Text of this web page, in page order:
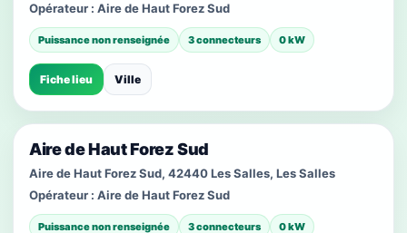
Opérateur : Aire de Haut Forez Sud
Puissance non renseignée 3 connecteurs 0 kW
Fiche lieu Ville
Aire de Haut Forez Sud
Aire de Haut Forez Sud, 42440 Les Salles, Les Salles
Opérateur : Aire de Haut Forez Sud
Puissance non renseignée 3 connecteurs 0 kW